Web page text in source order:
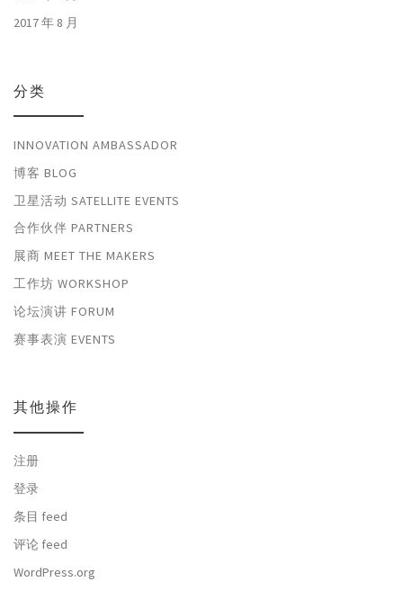
2017 年 8 月
分类
INNOVATION AMBASSADOR
博客 BLOG
卫星活动 SATELLITE EVENTS
合作伙伴 PARTNERS
展商 MEET THE MAKERS
工作坊 WORKSHOP
论坛演讲 FORUM
赛事表演 EVENTS
其他操作
注册
登录
条目 feed
评论 feed
WordPress.org